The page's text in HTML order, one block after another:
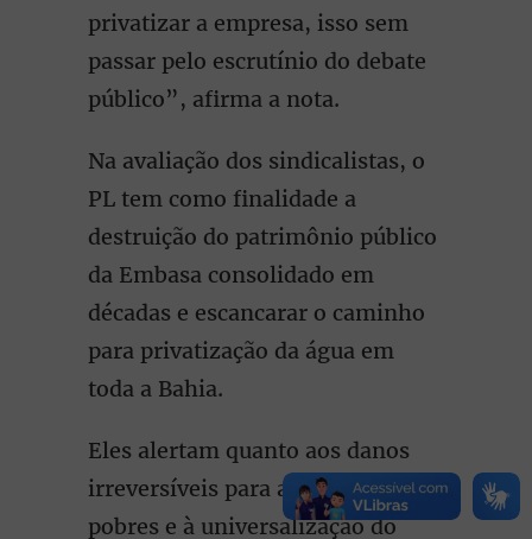
privatizar a empresa, isso sem
passar pelo escrutínio do debate
público”, afirma a nota.
Na avaliação dos sindicalistas, o
PL tem como finalidade a
destruição do patrimônio público
da Embasa consolidado em
décadas e escancarar o caminho
para privatização da água em
toda a Bahia.
Eles alertam quanto aos danos
irreversíveis para as populações
pobres e à universalização do